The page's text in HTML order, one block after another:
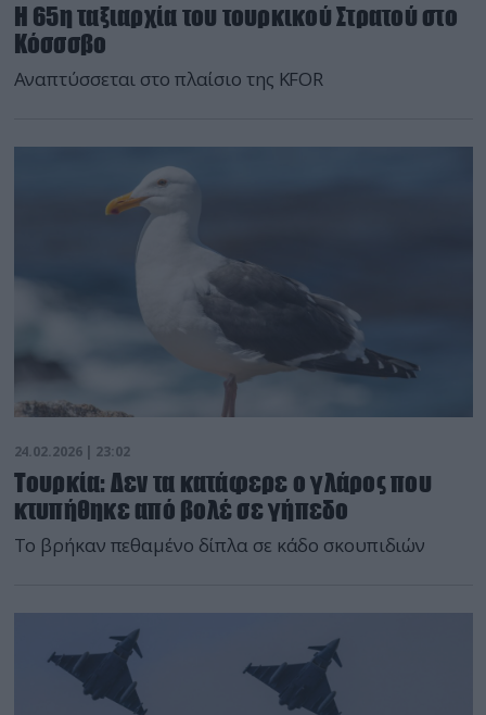
Η 65η ταξιαρχία του τουρκικού Στρατού στο
Κόσσσβο
Αναπτύσσεται στο πλαίσιο της KFOR
24.02.2026 | 23:02
Τουρκία: Δεν τα κατάφερε ο γλάρος που
κτυπήθηκε από βολέ σε γήπεδο
Το βρήκαν πεθαμένο δίπλα σε κάδο σκουπιδιών